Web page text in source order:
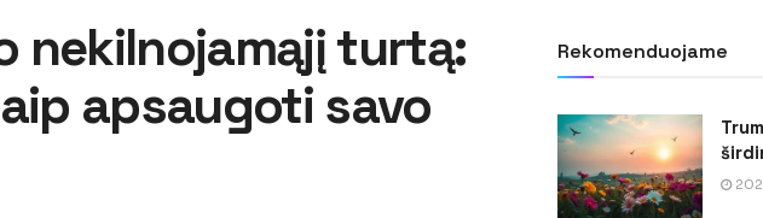
nekilnojamąjį turtą:
apsaugoti savo
Rekomenduojame